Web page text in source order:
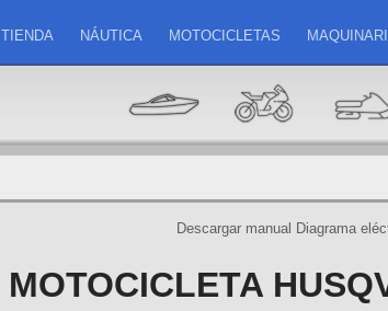
TIENDA NÁUTICA MOTOCICLETAS
Descargar manual Diagrama
MOTOCICLETA